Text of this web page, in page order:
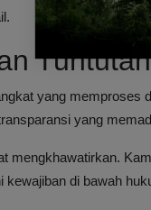
yang memproses
yang
mengkhawatirkan.
di bawah